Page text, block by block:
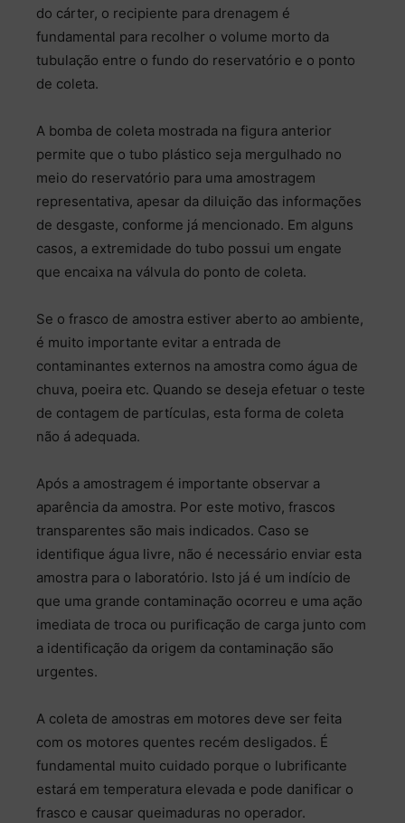
do cárter, o recipiente para drenagem é
fundamental para recolher o volume morto da
tubulação entre o fundo do reservatório e o ponto
de coleta.
A bomba de coleta mostrada na figura anterior
permite que o tubo plástico seja mergulhado no
meio do reservatório para uma amostragem
representativa, apesar da diluição das informações
de desgaste, conforme já mencionado. Em alguns
casos, a extremidade do tubo possui um engate
que encaixa na válvula do ponto de coleta.
Se o frasco de amostra estiver aberto ao ambiente,
é muito importante evitar a entrada de
contaminantes externos na amostra como água de
chuva, poeira etc. Quando se deseja efetuar o teste
de contagem de partículas, esta forma de coleta
não á adequada.
Após a amostragem é importante observar a
aparência da amostra. Por este motivo, frascos
transparentes são mais indicados. Caso se
identifique água livre, não é necessário enviar esta
amostra para o laboratório. Isto já é um indício de
que uma grande contaminação ocorreu e uma ação
imediata de troca ou purificação de carga junto com
a identificação da origem da contaminação são
urgentes.
A coleta de amostras em motores deve ser feita
com os motores quentes recém desligados. É
fundamental muito cuidado porque o lubrificante
estará em temperatura elevada e pode danificar o
frasco e causar queimaduras no operador.